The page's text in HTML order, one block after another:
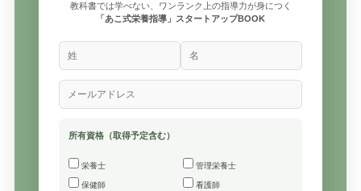
教科書では学べない、ワンランク上の指導力が身につく
「あこ式栄養指導」スタートアップBOOK
所有資格（取得予定含む）
栄養士 管理栄養士
保健師 看護師